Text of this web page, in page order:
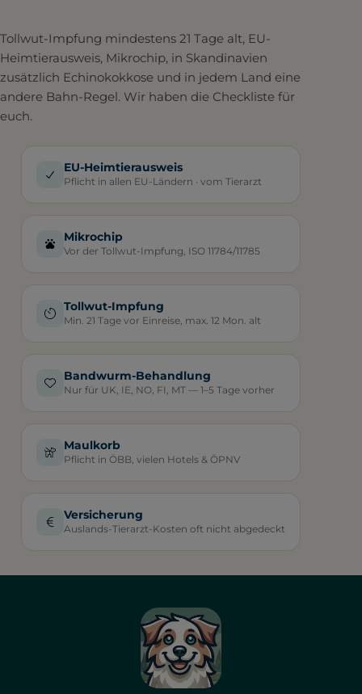
Tollwut-Impfung mindestens 21 Tage alt, EU-
Heimtierausweis, Mikrochip, in Skandinavien
zusätzlich Echinokokkose und in jedem Land eine
andere Bahn-Regel. Wir haben die Checkliste für
euch.
EU-Heimtierausweis
Pflicht in allen EU-Ländern · vom Tierarzt
Mikrochip
Vor der Tollwut-Impfung, ISO 11784/11785
Tollwut-Impfung
Min. 21 Tage vor Einreise, max. 12 Mon. alt
Bandwurm-Behandlung
Nur für UK, IE, NO, FI, MT — 1–5 Tage vorher
Maulkorb
Pflicht in ÖBB, vielen Hotels & ÖPNV
Versicherung
Auslands-Tierarzt-Kosten oft nicht abgedeckt